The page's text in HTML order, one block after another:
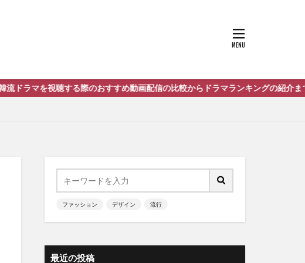
すめ動画配信の比較からドラマランキングの紹介までをまとめたサイト「ネゴ
ファッション デザイン 流行
最近の投稿